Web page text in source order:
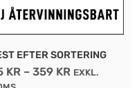
EFTER SORTERING
KR – 359 KR EXKL.